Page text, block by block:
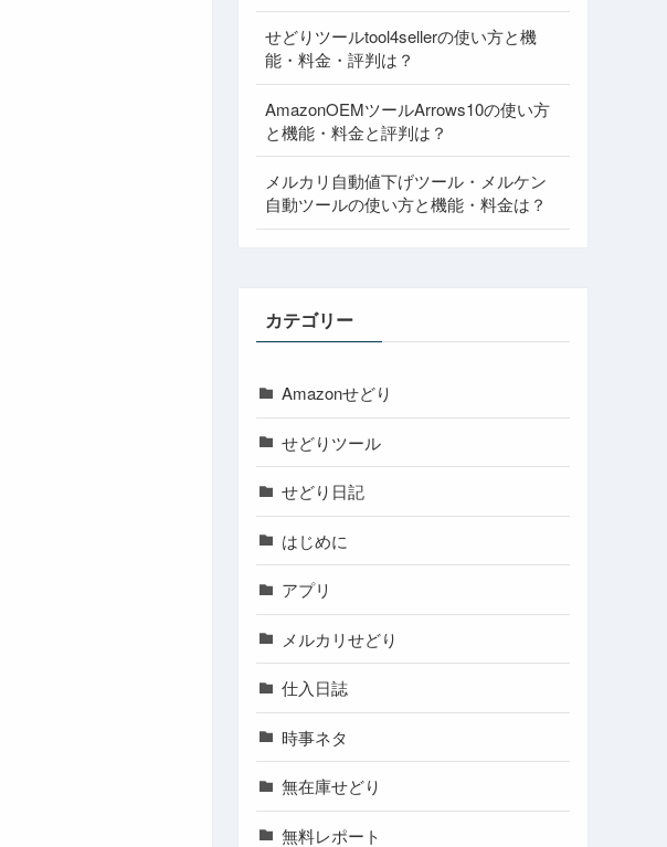
せどりツールtool4sellerの使い方と機
能・料金・評判は？
AmazonOEMツールArrows10の使い方
と機能・料金と評判は？
メルカリ自動値下げツール・メルケン
自動ツールの使い方と機能・料金は？
カテゴリー
Amazonせどり
せどりツール
せどり日記
はじめに
アプリ
メルカリせどり
仕入日誌
時事ネタ
無在庫せどり
無料レポート